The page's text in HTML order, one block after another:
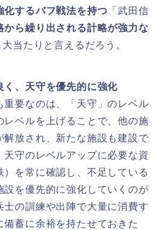
化するバフ戦法を持つ 「武田信
から繰り出される計略が強力な
大当たりと言えるだろう。
く、天守を優先的に強化
重要なのは、「天守」のレベル
レベルを上げることで、他の施
解放され、新たな施設も建設で
天守のレベルアップに必要な資
）を常に確認し、不足している
設を優先的に強化していくのが
士の訓練や出陣で大量に消費す
備蓄に余裕を持たせておきた